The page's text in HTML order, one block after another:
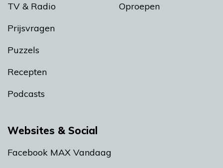
TV & Radio
Prijsvragen
Puzzels
Recepten
Podcasts
Oproepen
Websites & Social
Facebook MAX Vandaag